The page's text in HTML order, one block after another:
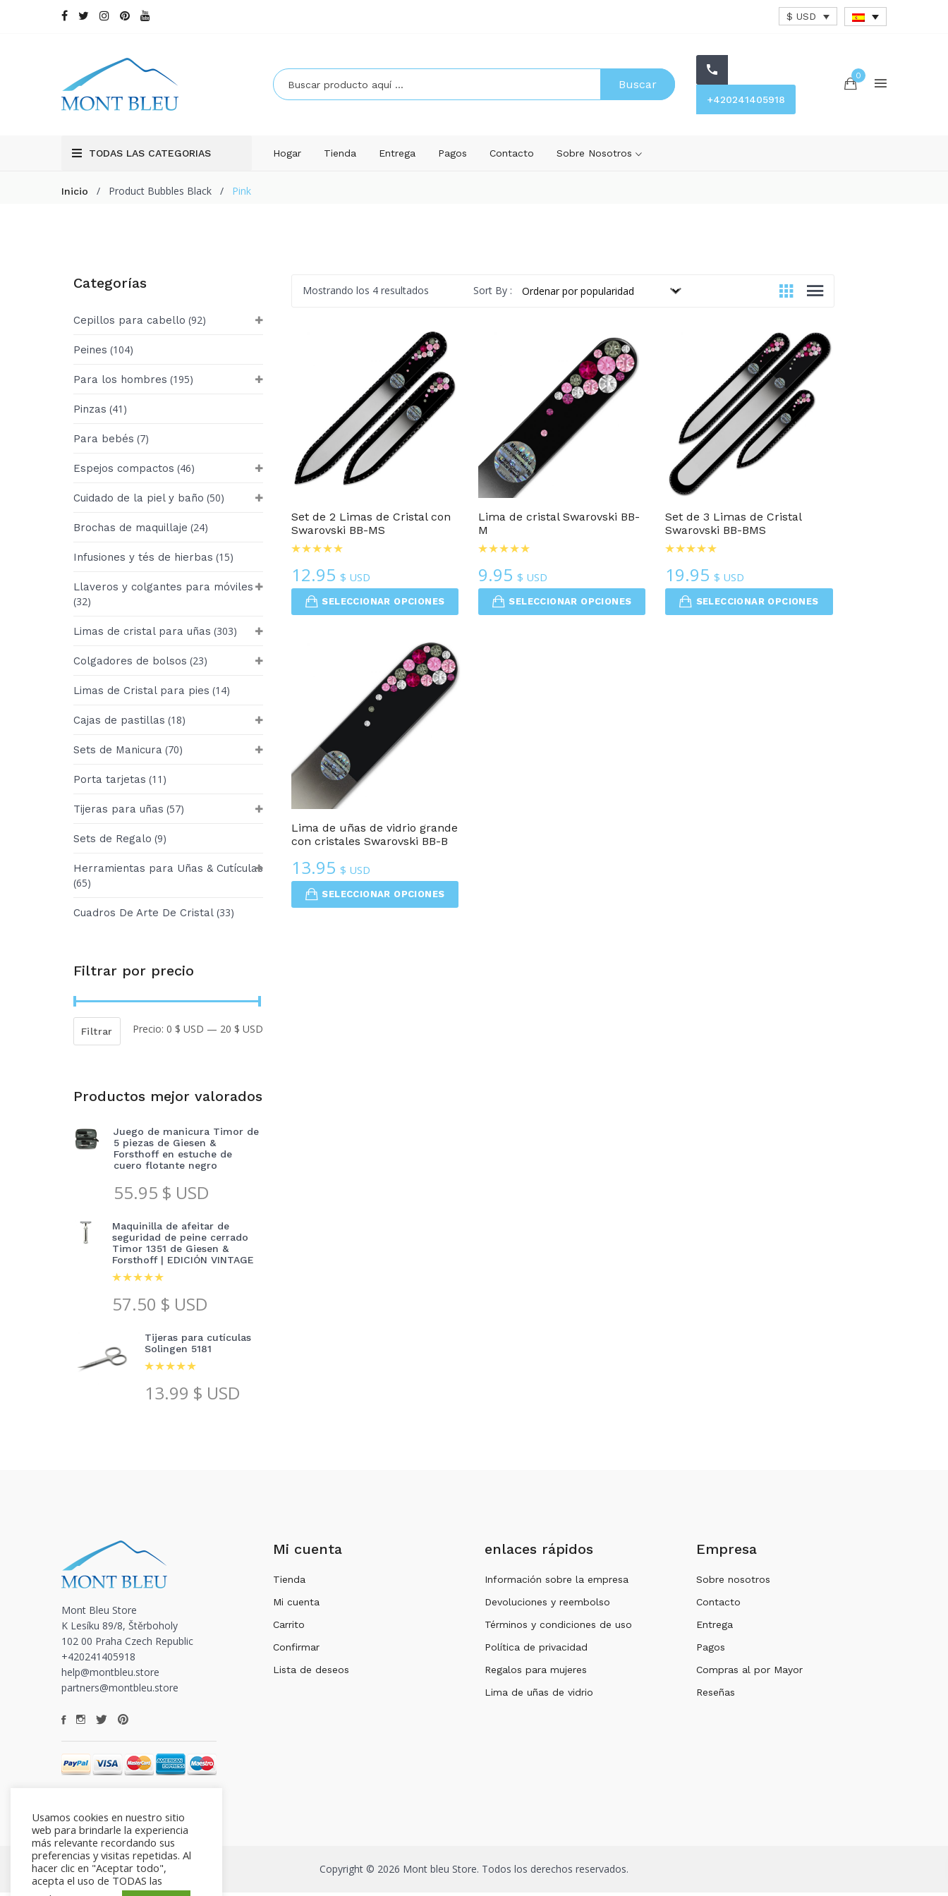
$ USD
Buscar
+420241405918
0
TODAS LAS CATEGORIAS Hogar Tienda Entrega Pagos Contacto Sobre Nosotros
Inicio / Product Bubbles Black / Pink
Categorías
Cepillos para cabello (92)
Peines (104)
Para los hombres (195)
Pinzas (41)
Para bebés (7)
Espejos compactos (46)
Cuidado de la piel y baño (50)
Brochas de maquillaje (24)
Infusiones y tés de hierbas (15)
Llaveros y colgantes para móviles
(32)
Limas de cristal para uñas (303)
Colgadores de bolsos (23)
Limas de Cristal para pies (14)
Cajas de pastillas (18)
Sets de Manicura (70)
Porta tarjetas (11)
Tijeras para uñas (57)
Sets de Regalo (9)
Herramientas para Uñas & Cutículas
(65)
Cuadros De Arte De Cristal (33)
Filtrar por precio
Filtrar Precio: 0 $ USD — 20 $ USD
Productos mejor valorados
Juego de manicura Timor de
5 piezas de Giesen &
Forsthoff en estuche de
cuero flotante negro
55.95 $ USD
Maquinilla de afeitar de
seguridad de peine cerrado
Timor 1351 de Giesen &
Forsthoff | EDICIÓN VINTAGE
57.50 $ USD
Tijeras para cutículas
Solingen 5181
13.99 $ USD
Mostrando los 4 resultados OrdenadoSort By :
Set de 2 Limas de Cristal con
Swarovski BB-MS
12.95 $ USD
SELECCIONAR OPCIONES
Limas De Cristal Para Uñas
Lima de cristal Swarovski BB-
M
9.95$ USD
SELECCIONAR OPCIONES
JUEGOS De Limas Para Uñas
Set de 3 Limas de Cristal
Swarovski BB-BMS
19.95$ USD
SELECCIONAR OPCIONES
Lima de uñas de vidrio grande
con cristales Swarovski BB-B
13.95 $ USD
SELECCIONAR OPCIONES
Mont Bleu Store
K Lesíku 89/8, Štěrboholy
102 00 Praha Czech Republic
+420241405918
help@montbleu.store
partners@montbleu.store
Mi cuenta
Tienda
Mi cuenta
Carrito
Confirmar
Lista de deseos
enlaces rápidos
Información sobre la empresa
Devoluciones y reembolso
Términos y condiciones de uso
Política de privacidad
Regalos para mujeres
Lima de uñas de vidrio
Empresa
Sobre nosotros
Contacto
Entrega
Pagos
Compras al por Mayor
Reseñas
Copyright © 2026 Mont bleu Store. Todos los derechos reservados.
Usamos cookies en nuestro sitio
web para brindarle la experiencia
más relevante recordando sus
preferencias y visitas repetidas. Al
hacer clic en "Aceptar todo",
acepta el uso de TODAS las